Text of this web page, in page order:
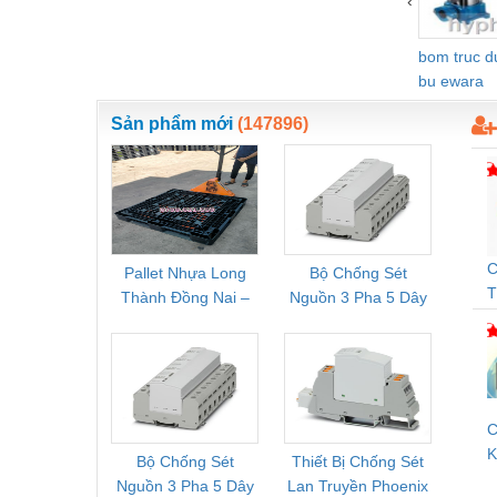
Sắt, thép, inox các loại
Thí nghiệm-Trang thiết bị
Thiết bị chiếu sáng
Thiết bị chống sét
Thiết bị an ninh
Thiết bị công nghiệp
Thiết bị công trình
Thiết bị điện
Thiết bị giáo dục
Thiết bị khác
bom truc
bu ewara
Sản phẩm mới (147896)
Pallet Nhựa Long
Thành Đồng Nai –
Mới, Pallet Cũ Giá
Tốt
Bộ Chống Sét
Nguồn 3 Pha 5 Dây
FLT-SEC-P-T1-3S-
264/50-FM -
2909589
Bộ Chống Sét
Nguồn 3 Pha 5 Dây
Thiết Bị Chống Sét
Lan Truyền Phoenix
Rơ
Bộ